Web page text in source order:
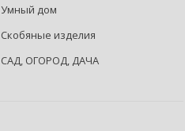
Умный дом
Скобяные изделия
САД, ОГОРОД, ДАЧА